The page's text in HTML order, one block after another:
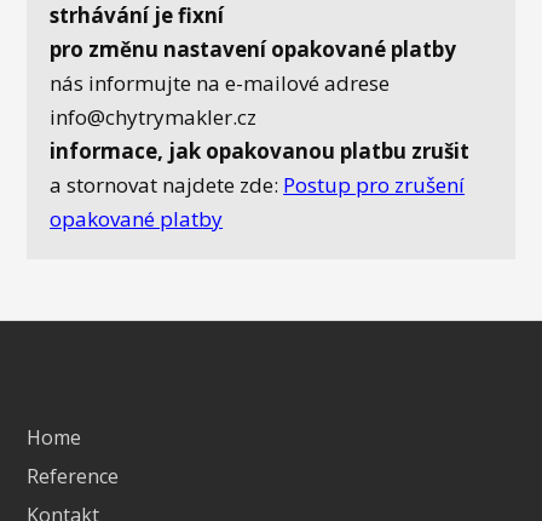
strhávání je fixní
pro změnu nastavení opakované platby
nás informujte na e-mailové adrese
info@chytrymakler.cz
informace, jak opakovanou platbu zrušit
a stornovat najdete zde: Postup pro zrušení
opakované platby
Home
Reference
Kontakt